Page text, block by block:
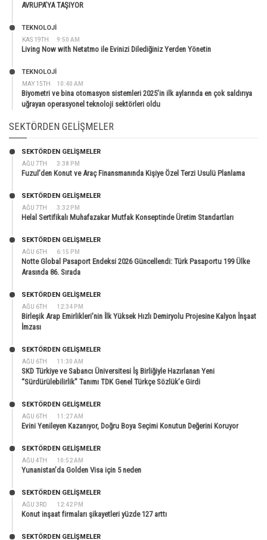
AVRUPA’YA TAŞIYOR
KAS 19TH 9:50 AM
TEKNOLOJİ
Living Now with Netatmo ile Evinizi Dilediğiniz Yerden Yönetin
MAY 15TH 10:40 AM
TEKNOLOJİ
Biyometri ve bina otomasyon sistemleri 2025’in ilk aylarında en çok saldırıya
uğrayan operasyonel teknoloji sektörleri oldu
SEKTÖRDEN GELIŞMELER
AĞU 7TH 3:38 PM
SEKTÖRDEN GELIŞMELER
Fuzul’den Konut ve Araç Finansmanında Kişiye Özel Terzi Usulü Planlama
AĞU 7TH 3:32 PM
SEKTÖRDEN GELIŞMELER
Helal Sertifikalı Muhafazakar Mutfak Konseptinde Üretim Standartları
AĞU 6TH 6:15 PM
SEKTÖRDEN GELIŞMELER
Notte Global Pasaport Endeksi 2026 Güncellendi: Türk Pasaportu 199 Ülke
Arasında 86. Sırada
AĞU 6TH 12:34 PM
SEKTÖRDEN GELIŞMELER
Birleşik Arap Emirlikleri’nin İlk Yüksek Hızlı Demiryolu Projesine Kalyon İnşaat
İmzası
AĞU 6TH 11:30 AM
SEKTÖRDEN GELIŞMELER
SKD Türkiye ve Sabancı Üniversitesi İş Birliğiyle Hazırlanan Yeni
“Sürdürülebilirlik” Tanımı TDK Genel Türkçe Sözlük’e Girdi
AĞU 6TH 11:27 AM
SEKTÖRDEN GELIŞMELER
Evini Yenileyen Kazanıyor, Doğru Boya Seçimi Konutun Değerini Koruyor
AĞU 4TH 10:52 AM
SEKTÖRDEN GELIŞMELER
Yunanistan’da Golden Visa için 5 neden
AĞU 3RD 12:42 PM
SEKTÖRDEN GELIŞMELER
Konut inşaat firmaları şikayetleri yüzde 127 arttı
SEKTÖRDEN GELIŞMELER